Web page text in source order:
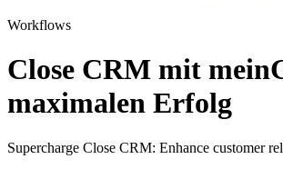
Workflows
Close CRM mit
maximalen Erfolg
Supercharge Close CRM: Enhance customer